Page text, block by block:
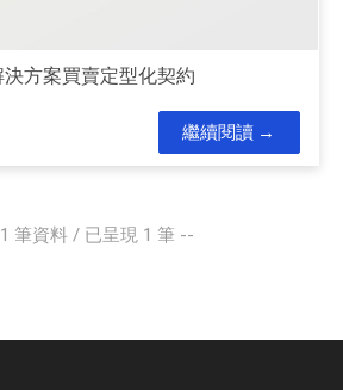
方案買賣定型化契約
繼續閱讀
1 筆資料 / 已呈現 1 筆 --